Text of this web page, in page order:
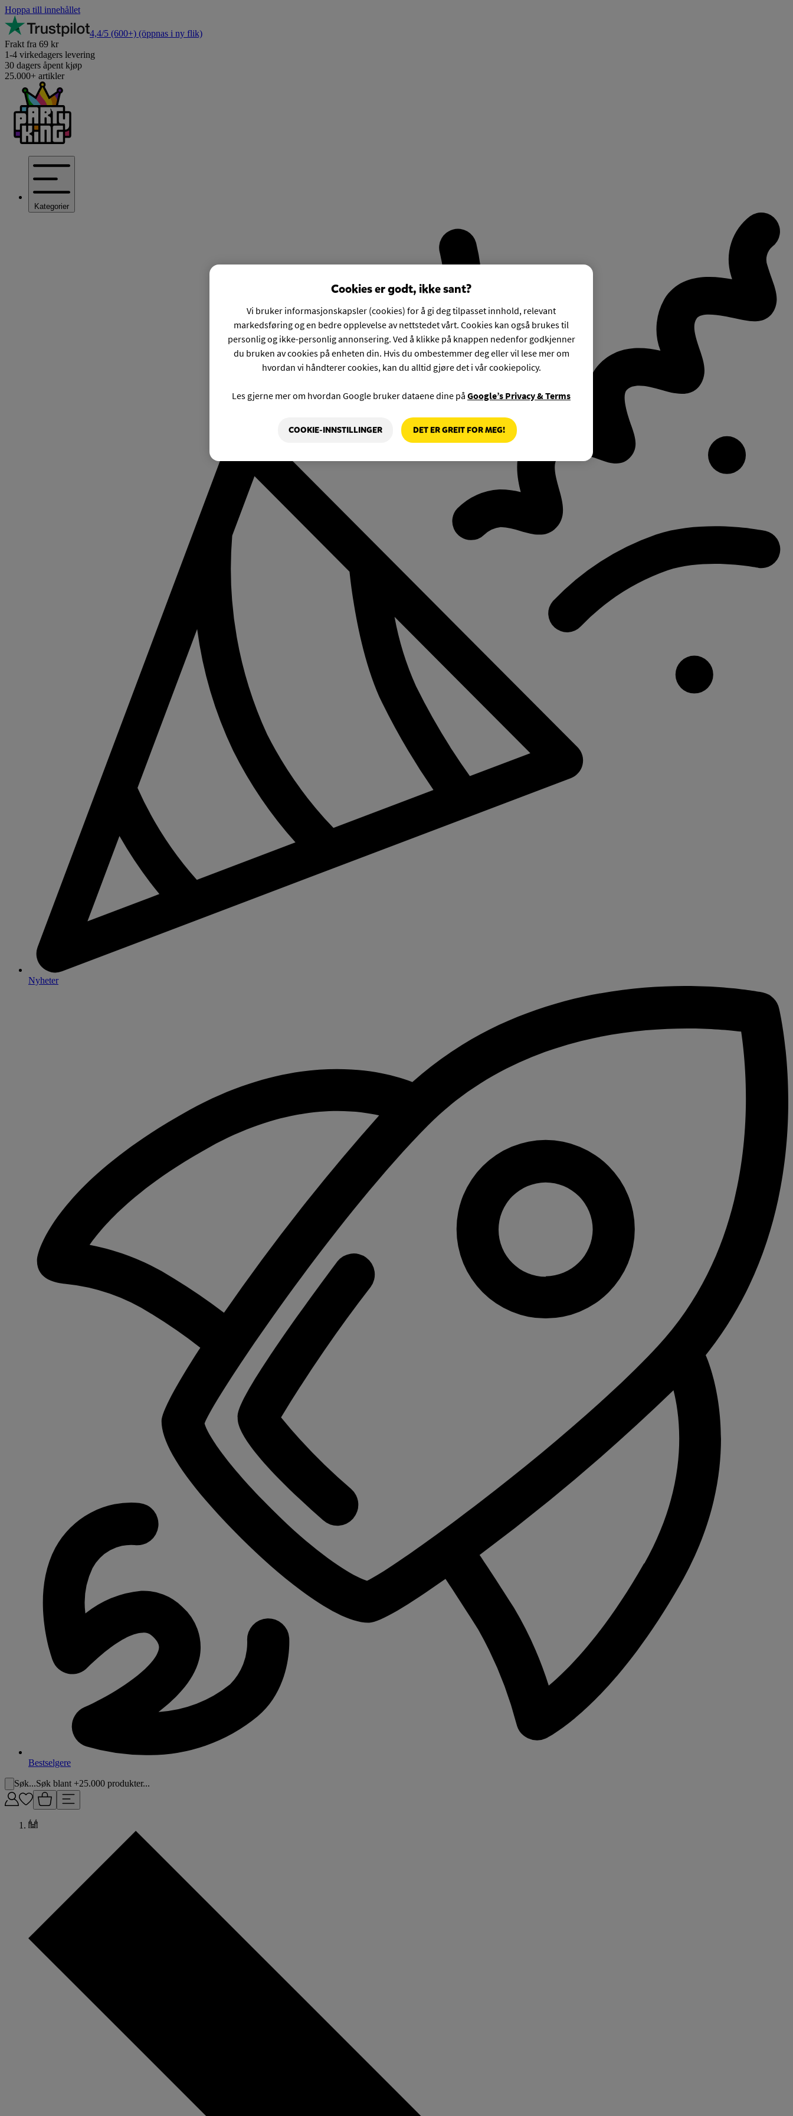
Hoppa till innehållet
4,4/5 (600+) (öppnas i ny flik)
Frakt fra 69 kr
1-4 virkedagers levering
30 dagers åpent kjøp
25.000+ artikler
Kategorier
Nyheter
Bestselgere
Søk...Søk blant +25.000 produkter...
Cookies er godt, ikke sant?
Vi bruker informasjonskapsler (cookies) for å gi deg tilpasset innhold, relevant
markedsføring og en bedre opplevelse av nettstedet vårt. Cookies kan også brukes til
personlig og ikke-personlig annonsering. Ved å klikke på knappen nedenfor godkjenner
du bruken av cookies på enheten din. Hvis du ombestemmer deg eller vil lese mer om
hvordan vi håndterer cookies, kan du alltid gjøre det i vår cookiepolicy.
Les gjerne mer om hvordan Google bruker dataene dine på Google’s Privacy & Terms
COOKIE-INNSTILLINGER DET ER GREIT FOR MEG!